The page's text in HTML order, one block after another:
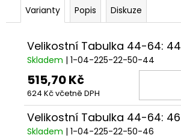
Varianty Popis Diskuze
Velikostní Tabulka 44-64: 44
Skladem | 1-04-225-22-50-44
515,70 Kč
624 Kč včetně DPH
Velikostní Tabulka 44-64: 46
Skladem | 1-04-225-22-50-46